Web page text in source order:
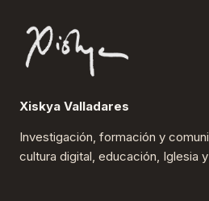
Xiskya Valladares
Investigación, formación y
cultura digital, educación, Iglesia